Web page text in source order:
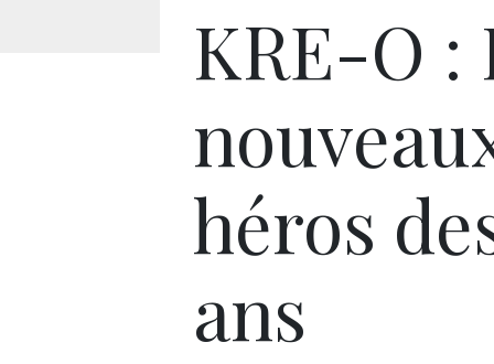
KRE-O :
héros
ans